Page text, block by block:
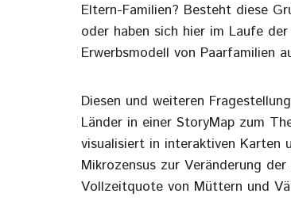
Eltern-Familien? Besteht diese
oder haben sich hier im Laufe
Erwerbsmodell von Paarfamilien
Diesen und weiteren
Länder in einer StoryMap zum
visualisiert in interaktiven Karten
Mikrozensus zur Veränderung
Vollzeitquote von Müttern und